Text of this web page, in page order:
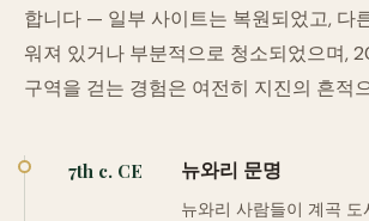
합니다 — 일부 사이트는 복원되었고, 다
워져 있거나 부분적으로 청소되었으며,
구역을 걷는 경험은 여전히 지진의 흔적
7th c. CE 뉴와리 문명
뉴와리 사람들이 계곡 도